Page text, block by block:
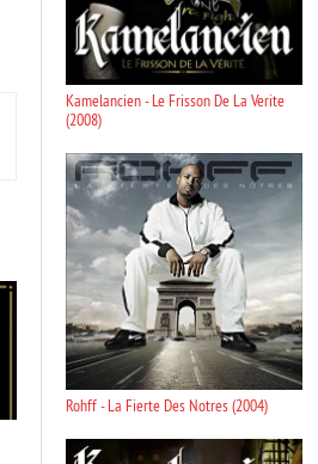
Kamelancien - Le Frisson De La Verite
(2008)
Rohff - La Fierte Des Notres (2004)